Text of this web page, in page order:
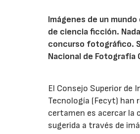
Imágenes de un
de ciencia ficción.
concurso fotográfico.
Nacional de
El Consejo Superior de
Tecnología (Fecyt) han
certamen es acercar la
sugerida a través de